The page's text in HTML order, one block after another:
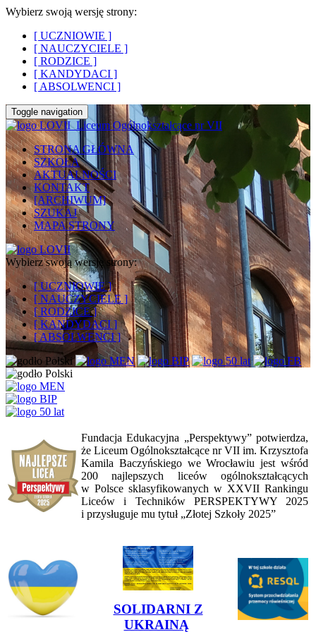
Wybierz swoją wersję strony:
[ UCZNIOWIE ]
[ NAUCZYCIELE ]
[ RODZICE ]
[ KANDYDACI ]
[ ABSOLWENCI ]
Toggle navigation
Liceum Ogólnokształcące nr VII
STRONA GŁÓWNA
SZKOŁA
AKTUALNOŚCI
KONTAKT
[ARCHIWUM]
SZUKAJ
MAPA STRONY
Wybierz swoją wersję strony:
[ UCZNIOWIE ]
[ NAUCZYCIELE ]
[ RODZICE ]
[ KANDYDACI ]
[ ABSOLWENCI ]
Fundacja Edukacyjna „Perspektywy” potwierdza,
że Liceum Ogólnokształcące nr VII im. Krzysztofa
Kamila Baczyńskiego we Wrocławiu jest wśród
200 najlepszych liceów ogólnokształcących
w Polsce sklasyfikowanych w XXVII Rankingu
Liceów i Techników PERSPEKTYWY 2025
i przysługuje mu tytuł „Złotej Szkoły 2025”
SOLIDARNI Z
UKRAINĄ